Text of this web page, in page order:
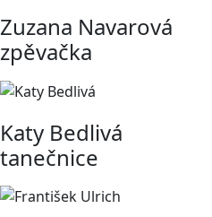
Zuzana Navarová
zpěvačka
Katy Bedlivá
tanečnice